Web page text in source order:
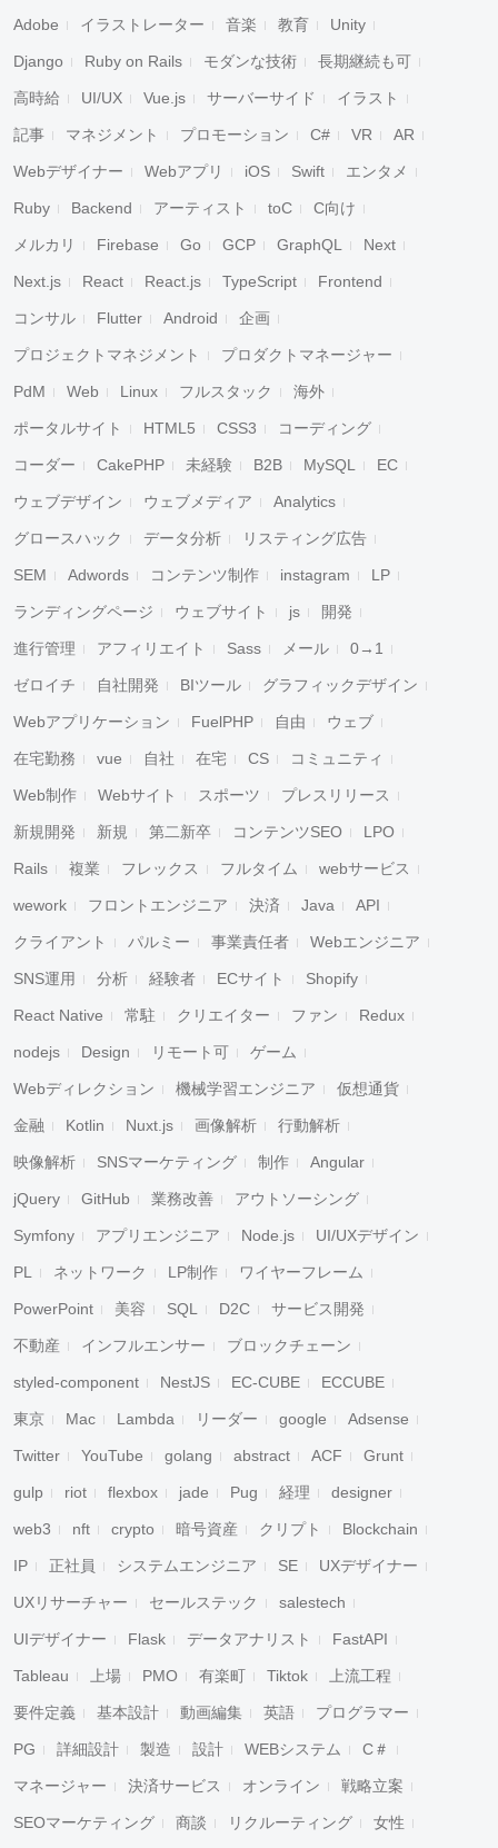
Adobe イラストレーター 音楽 教育 Unity
Django Ruby on Rails モダンな技術 長期継続も可
高時給 UI/UX Vue.js サーバーサイド イラスト
記事 マネジメント プロモーション C# VR AR
Webデザイナー Webアプリ iOS Swift エンタメ
Ruby Backend アーティスト toC C向け
メルカリ Firebase Go GCP GraphQL Next
Next.js React React.js TypeScript Frontend
コンサル Flutter Android 企画
プロジェクトマネジメント プロダクトマネージャー
PdM Web Linux フルスタック 海外
ポータルサイト HTML5 CSS3 コーディング
コーダー CakePHP 未経験 B2B MySQL EC
ウェブデザイン ウェブメディア Analytics
グロースハック データ分析 リスティング広告
SEM Adwords コンテンツ制作 instagram LP
ランディングページ ウェブサイト js 開発
進行管理 アフィリエイト Sass メール 0→1
ゼロイチ 自社開発 BIツール グラフィックデザイン
Webアプリケーション FuelPHP 自由 ウェブ
在宅勤務 vue 自社 在宅 CS コミュニティ
Web制作 Webサイト スポーツ プレスリリース
新規開発 新規 第二新卒 コンテンツSEO LPO
Rails 複業 フレックス フルタイム webサービス
wework フロントエンジニア 決済 Java API
クライアント パルミー 事業責任者 Webエンジニア
SNS運用 分析 経験者 ECサイト Shopify
React Native 常駐 クリエイター ファン Redux
nodejs Design リモート可 ゲーム
Webディレクション 機械学習エンジニア 仮想通貨
金融 Kotlin Nuxt.js 画像解析 行動解析
映像解析 SNSマーケティング 制作 Angular
jQuery GitHub 業務改善 アウトソーシング
Symfony アプリエンジニア Node.js UI/UXデザイン
PL ネットワーク LP制作 ワイヤーフレーム
PowerPoint 美容 SQL D2C サービス開発
不動産 インフルエンサー ブロックチェーン
styled-component NestJS EC-CUBE ECCUBE
東京 Mac Lambda リーダー google Adsense
Twitter YouTube golang abstract ACF Grunt
gulp riot flexbox jade Pug 経理 designer
web3 nft crypto 暗号資産 クリプト Blockchain
IP 正社員 システムエンジニア SE UXデザイナー
UXリサーチャー セールステック salestech
UIデザイナー Flask データアナリスト FastAPI
Tableau 上場 PMO 有楽町 Tiktok 上流工程
要件定義 基本設計 動画編集 英語 プログラマー
PG 詳細設計 製造 設計 WEBシステム C＃
マネージャー 決済サービス オンライン 戦略立案
SEOマーケティング 商談 リクルーティング 女性